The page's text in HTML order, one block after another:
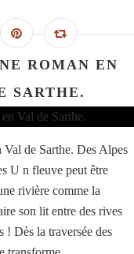
ROMAN EN
SARTHE.
de Sarthe. Des Alpes
U n fleuve peut être
rivière comme la
son lit entre des rives
! Dès la traversée des